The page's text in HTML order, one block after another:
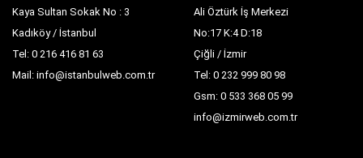
Kaya Sultan Sokak No : 3
Kadıköy / İstanbul
Tel: 0 216 416 81 63
Mail: info@istanbulweb.com.tr
Ali Öztürk İş Merkezi
No:17 K:4 D:18
Çiğli / İzmir
Tel: 0 232 999 80 98
Gsm: 0 533 368 05 99
info@izmirweb.com.tr